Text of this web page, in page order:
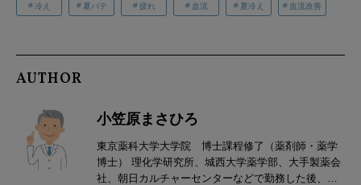
冷え 夏バテ 疲れ 血流 夏冷え 血流改善
AUTHOR
小笠原まさひろ
東京薬科大学大学院 博士課程修了（薬剤師・薬学
博士） 理化学研究所、城西大学薬学部、大手製薬会
社、朝日カルチャーセンターなどで勤務した後、医